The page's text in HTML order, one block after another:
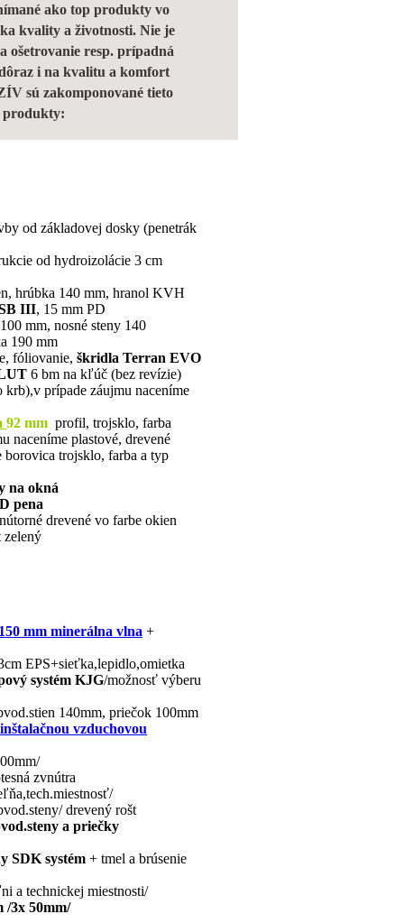
ako top produkty vo
kvality a životnosti. Nie je
ošetrovanie resp. prípadná
i na kvalitu a komfort
sú zakomponované tieto
produkty:
od základovej dosky (penetrák
od hydroizolácie 3 cm
hrúbka 140 mm, hranol KVH
III, 15 mm PD
mm, nosné steny 140
190 mm
fóliovanie, škridla Terran EVO
6 bm na kľúč (bez revízie)
krb),v prípade záujmu naceníme
92 mm profil, trojsklo, farba
naceníme plastové, drevené
trojsklo, farba a typ
na okná
pena
drevené vo farbe okien
zelený
mm minerálna vlna +
EPS+sieťka,lepidlo,omietka
systém KJG/možnosť výberu
140mm, priečok 100mm
vzduchovou
zvnútra
drevený rošt
a priečky
SDK systém + tmel a brúsenie
a technickej miestnosti/
/3x 50mm/